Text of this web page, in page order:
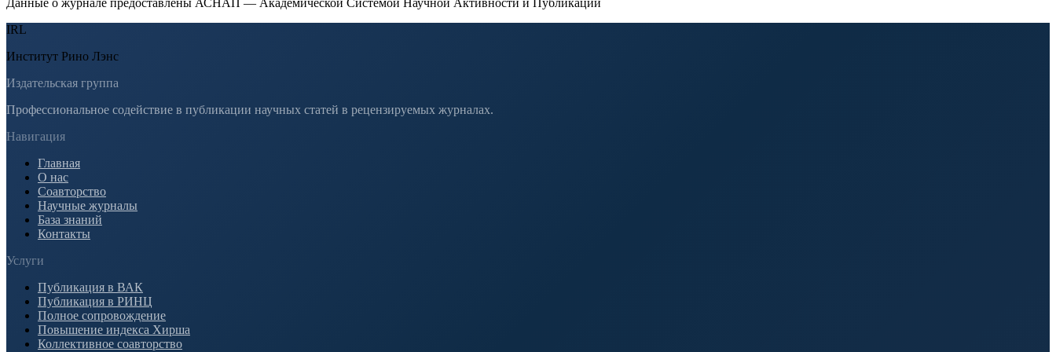
Данные о журнале предоставлены АСНАП — Академической Системой Научной Активности и Публикаций
IRL
Институт Рино Лэнс
Издательская группа
Профессиональное содействие в публикации научных статей в рецензируемых журналах.
Навигация
Главная
О нас
Соавторство
Научные журналы
База знаний
Контакты
Услуги
Публикация в ВАК
Публикация в РИНЦ
Полное сопровождение
Повышение индекса Хирша
Коллективное соавторство